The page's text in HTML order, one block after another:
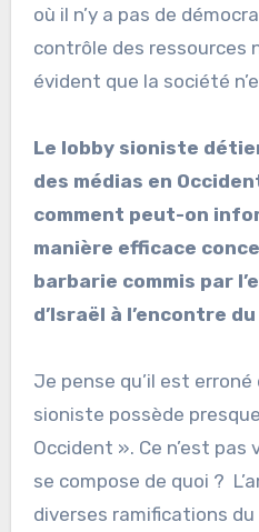
où il n’y a pas de
contrôle des ressources
évident que la société
Le lobby sioniste
des médias en
comment peut-on
manière efficace
barbarie commis par
d’Israël à l’encontre
Je pense qu’il est
sioniste possède
Occident ». Ce n’est pas
se compose de quoi ?
diverses ramifications